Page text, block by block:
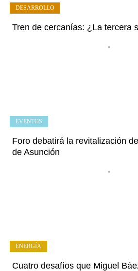
Tren de cercanías: ¿La tercera
•
DESARROLLO
Foro debatirá la revitalización
de Asunción
•
EVENTOS
Cuatro desafíos que Miguel
ENERGÍA